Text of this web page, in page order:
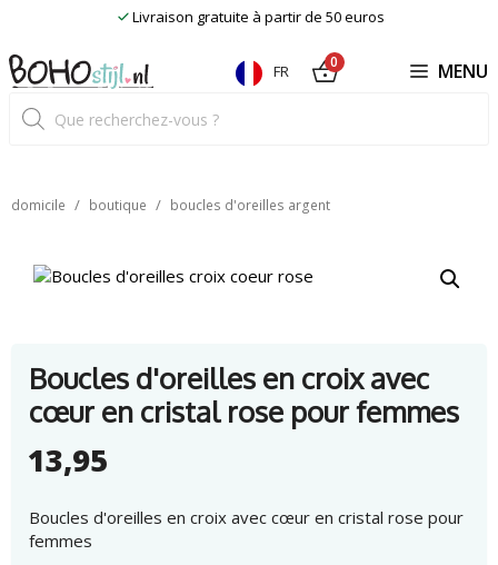
content
Livraison gratuite à partir de 50 euros
de
produits
FR 0 MENU
domicile / boutique / boucles d'oreilles argent
Boucles d'oreilles en croix avec
cœur en cristal rose pour femmes
13,95
Boucles d'oreilles en croix avec cœur en cristal rose pour
femmes